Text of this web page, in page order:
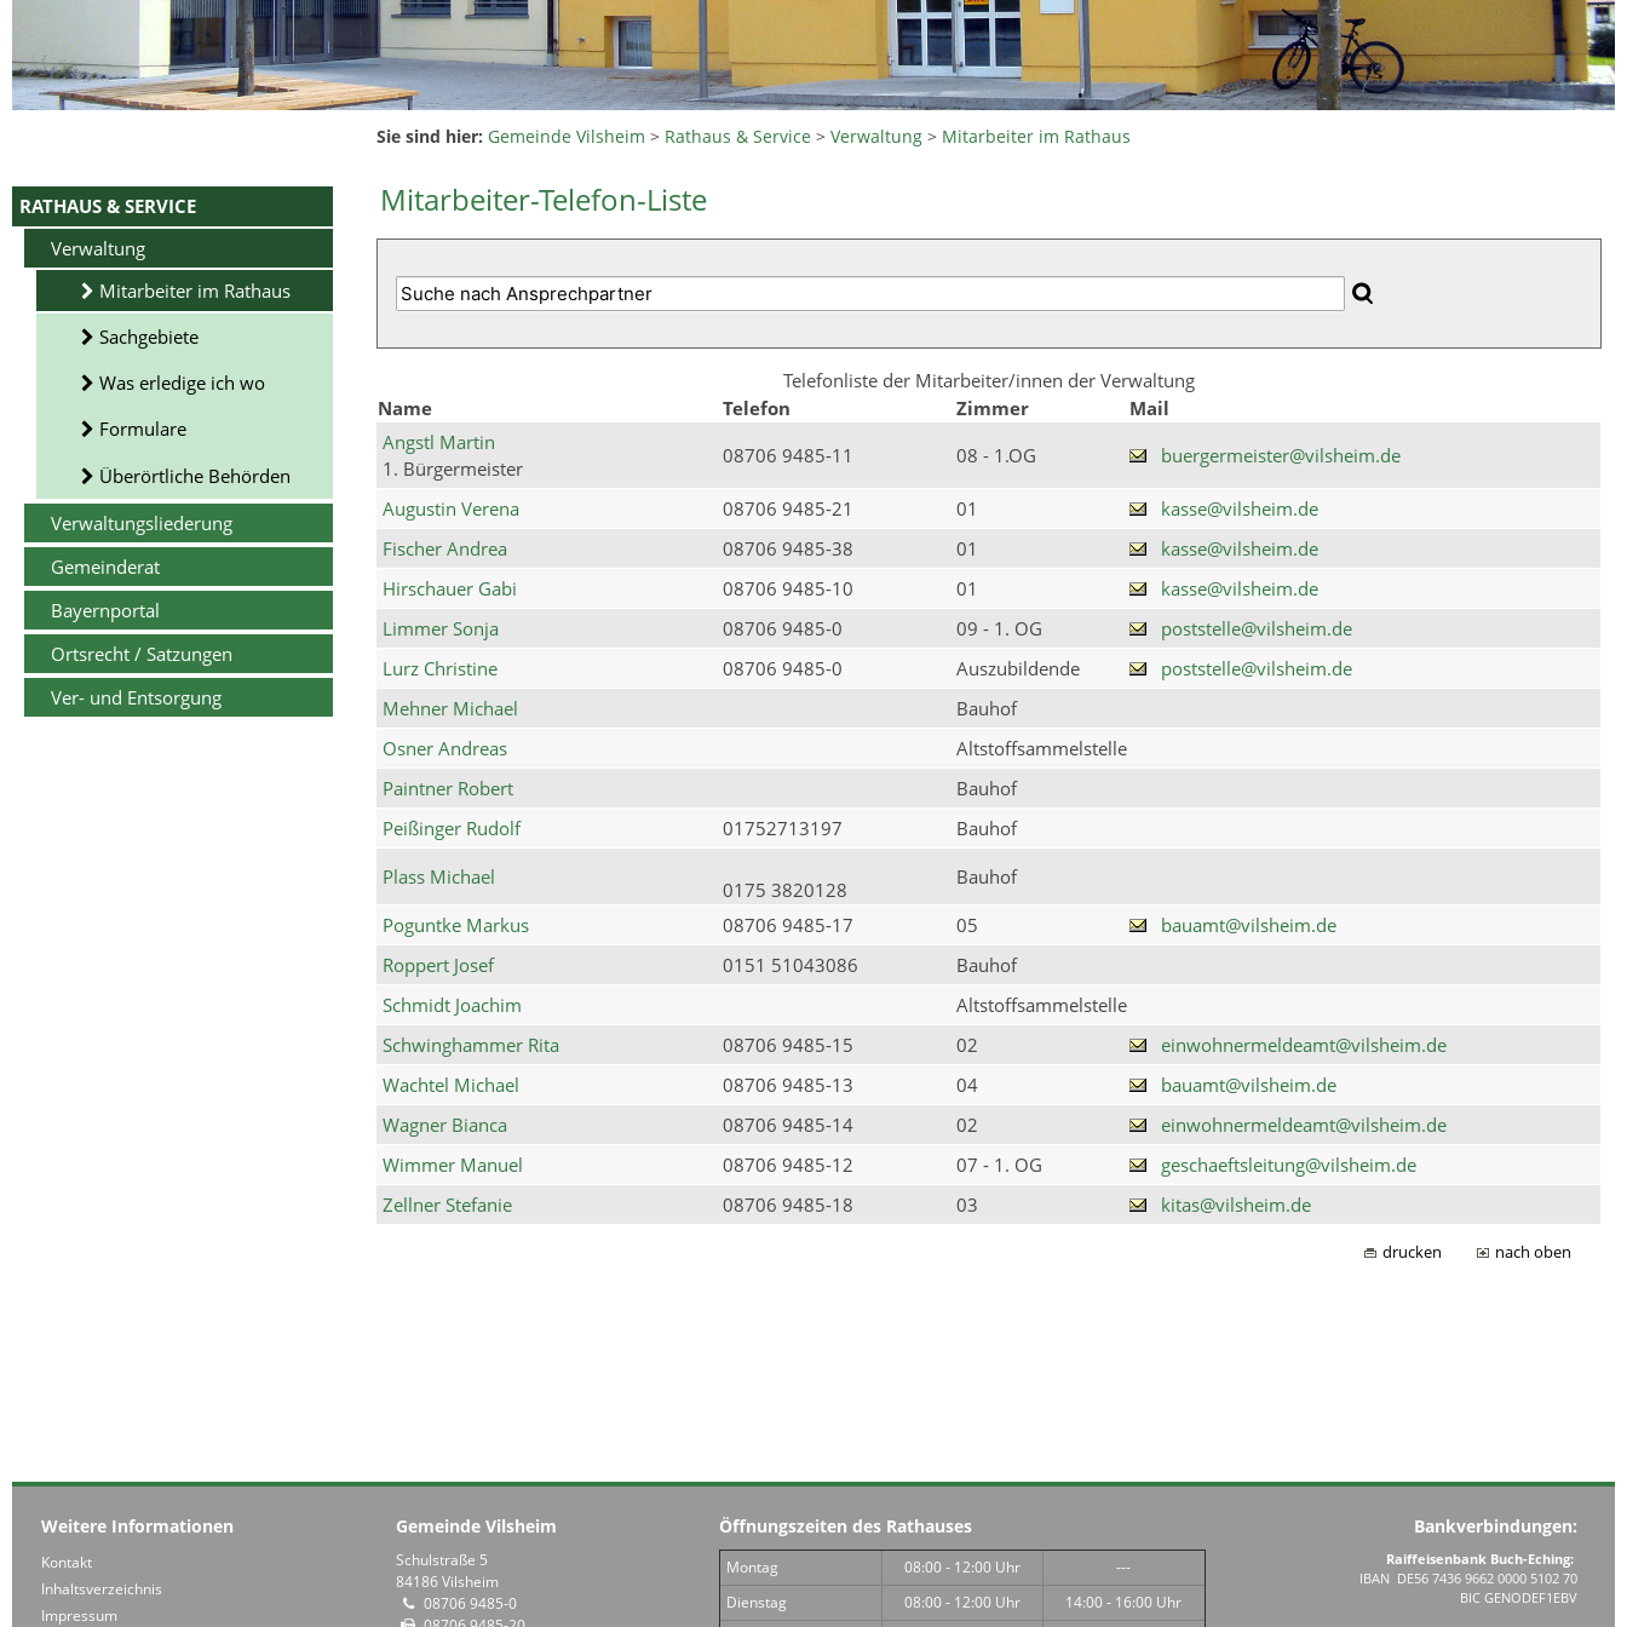
RATHAUS & SERVICE
Verwaltung
Mitarbeiter im Rathaus
Sachgebiete
Was erledige ich wo
Formulare
Überörtliche Behörden
Verwaltungsliederung
Gemeinderat
Bayernportal
Ortsrecht / Satzungen
Ver- und Entsorgung
Sie sind hier: Gemeinde Vilsheim > Rathaus & Service >Verwaltung > Mitarbeiter im Rathaus
Mitarbeiter-Telefon-Liste
Telefonliste der Mitarbeiter/innen der Verwaltung
Name
Telefon Zimmer
Mail
Angstl Martin
1. Bürgermeister
08706 9485-11 08 - 1.OG buergermeister@vilsheim.de
Augustin Verena 08706 9485-21 01
kasse@vilsheim.de
Fischer Andrea
08706 9485-38 01
kasse@vilsheim.de
Hirschauer Gabi
08706 9485-10 01
kasse@vilsheim.de
Limmer Sonja
08706 9485-0 09 - 1. OG
poststelle@vilsheim.de
Lurz Christine
08706 9485-0 Auszubildende
poststelle@vilsheim.de
Mehner Michael
Bauhof
Osner Andreas
Altstoffsammelstelle
Paintner Robert
Bauhof
Peißinger Rudolf
01752713197
Bauhof
Plass Michael
0175 3820128
Bauhof
Poguntke Markus
08706 9485-17 05
bauamt@vilsheim.de
Roppert Josef
0151 51043086
Bauhof
Schmidt Joachim
Altstoffsammelstelle
Schwinghammer Rita
08706 9485-15 02
einwohnermeldeamt@vilsheim.de
Wachtel Michael
08706 9485-13 04
bauamt@vilsheim.de
Wagner Bianca
08706 9485-14 02
einwohnermeldeamt@vilsheim.de
Wimmer Manuel
08706 9485-12 07 - 1. OG
geschaeftsleitung@vilsheim.de
Zellner Stefanie
08706 9485-18 03 kitas@vilsheim.de
drucken nach oben
Weitere Informationen
Kontakt
Inhaltsverzeichnis
Impressum
Gemeinde Vilsheim
Schulstraße 5
84186 Vilsheim
08706 9485-0
Öffnungszeiten des Rathauses
Montag 08:00 - 12:00 Uhr
---
Dienstag
08:00 - 12:00 Uhr
14:00 - 16:00 Uhr
Bankverbindungen:
Raiffeisenbank Buch-Eching:
IBAN DE56 7436 9662 0000 5102 70
BIC GENODEF1EBV